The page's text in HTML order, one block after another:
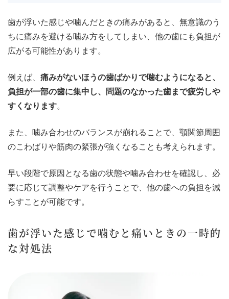
歯が浮いた感じや噛んだときの痛みがあると、無意識のう
ちに痛みを避ける噛み方をしてしまい、他の歯にも負担が
広がる可能性があります。
例えば、 痛みがないほうの歯ばかりで噛むようになると、
負担が一部の歯に集中し、問題のなかった歯まで疲労しや
すくなります。
また、噛み合わせのバランスが崩れることで、顎関節周囲
のこわばりや筋肉の緊張が強くなることも考えられます。
早い段階で原因となる歯の状態や噛み合わせを確認し、必
要に応じて調整やケアを行うことで、他の歯への負担を減
らすことが可能です。
歯が浮いた感じで噛むと痛いときの一時的
な対処法